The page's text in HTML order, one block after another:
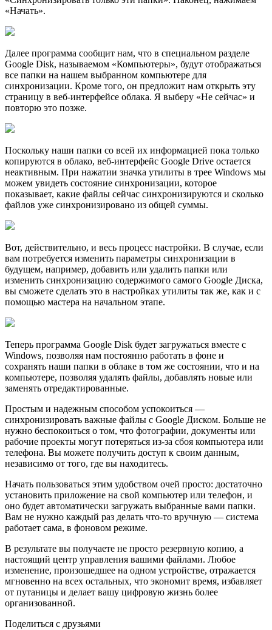
«Начать».
Далее программа сообщит нам, что в специальном разделе
Google Disk, называемом «Компьютеры», будут отображаться
все папки на нашем выбранном компьютере для
синхронизации. Кроме того, он предложит нам открыть эту
страницу в веб-интерфейсе облака. Я выберу «Не сейчас» и
повторю это позже.
Поскольку наши папки со всей их информацией пока только
копируются в облако, веб-интерфейс Google Drive остается
неактивным. При нажатии значка утилиты в трее Windows мы
можем увидеть состояние синхронизации, которое
показывает, какие файлы сейчас синхронизируются и сколько
файлов уже синхронизировано из общей суммы.
Вот, действительно, и весь процесс настройки. В случае, если
вам потребуется изменить параметры синхронизации в
будущем, например, добавить или удалить папки или
изменить синхронизацию содержимого самого Google Диска,
вы сможете сделать это в настройках утилиты так же, как и с
помощью мастера на начальном этапе.
Теперь программа Google Disk будет загружаться вместе с
Windows, позволяя нам постоянно работать в фоне и
сохранять наши папки в облаке в том же состоянии, что и на
компьютере, позволяя удалять файлы, добавлять новые или
заменять отредактированные.
Простым и надежным способом успокоиться —
синхронизировать важные файлы с Google Диском. Больше не
нужно беспокоиться о том, что фотографии, документы или
рабочие проекты могут потеряться из-за сбоя компьютера или
телефона. Вы можете получить доступ к своим данным,
независимо от того, где вы находитесь.
Начать пользоваться этим удобством очей просто: достаточно
установить приложение на свой компьютер или телефон, и
оно будет автоматически загружать выбранные вами папки.
Вам не нужно каждый раз делать что-то вручную — система
работает сама, в фоновом режиме.
В результате вы получаете не просто резервную копию, а
настоящий центр управления вашими файлами. Любое
изменение, произошедшее на одном устройстве, отражается
мгновенно на всех остальных, что экономит время, избавляет
от путаницы и делает вашу цифровую жизнь более
организованной.
Поделиться с друзьями